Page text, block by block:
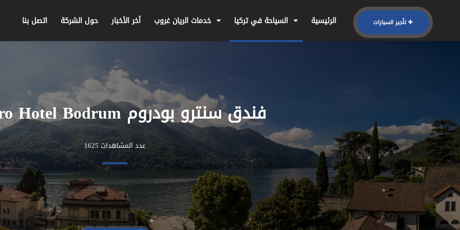
تأجير السيارات الرئيسية أخر الأخبار حول الشركة اتصل بنا
فندق سنترو بودروم Centro Hotel Bodrum
عدد المشاهدات 1625